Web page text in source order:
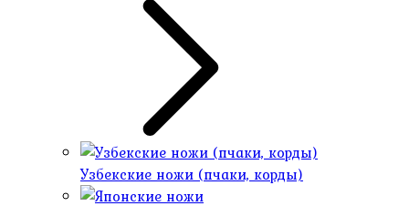
Узбекские ножи (пчаки, корды)